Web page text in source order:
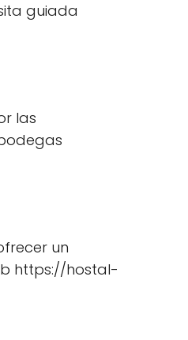
guiada
las
un
https://hostal-